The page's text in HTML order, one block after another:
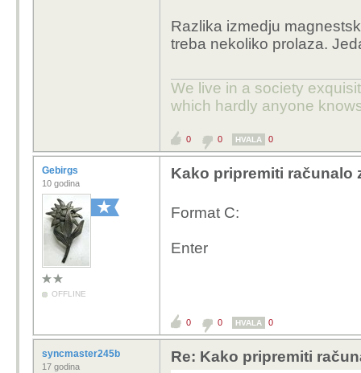
Razlika izmedju
treba nekoliko prolaza.
We live in a society
which hardly anyone
0 0 HVALA 0
Gebirgs
10 godina
OFFLINE
Kako pripremiti računalo
Format C:
Enter
0 0 HVALA 0
syncmaster245b
17 godina
Re: Kako pripremiti